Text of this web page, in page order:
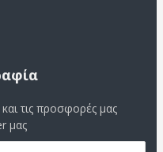
τις προσφορές μας
μας